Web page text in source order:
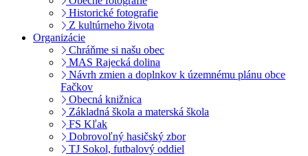
Historické fotografie
Z kultúrneho života
Organizácie
Chráňme si našu obec
MAS Rajecká dolina
Návrh zmien a doplnkov k územnému plánu obce
Fačkov
Obecná knižnica
Základná škola a materská škola
FS Kľak
Dobrovoľný hasičský zbor
TJ Sokol, futbalový oddiel